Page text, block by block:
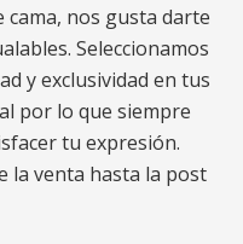
cama, nos gusta darte
Seleccionamos
y exclusividad en tus
por lo que siempre
tu expresión.
la venta hasta la post